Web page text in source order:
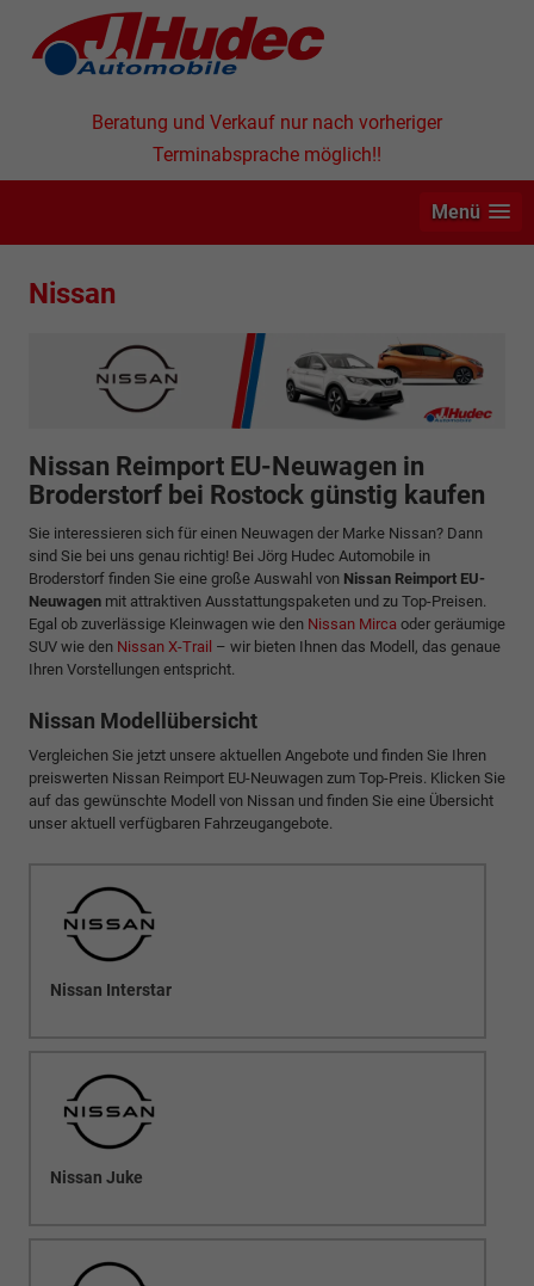
Beratung und Verkauf nur nach vorheriger
Terminabsprache möglich!!
Menü
Nissan
Nissan Reimport EU-Neuwagen in
Broderstorf bei Rostock günstig kaufen
Sie interessieren sich für einen Neuwagen der Marke Nissan? Dann
sind Sie bei uns genau richtig! Bei Jörg Hudec Automobile in
Broderstorf finden Sie eine große Auswahl von Nissan Reimport EU-
Neuwagen mit attraktiven Ausstattungspaketen und zu Top-Preisen.
Egal ob zuverlässige Kleinwagen wie den Nissan Mirca oder geräumige
SUV wie den Nissan X-Trail – wir bieten Ihnen das Modell, das genaue
Ihren Vorstellungen entspricht.
Nissan Modellübersicht
Vergleichen Sie jetzt unsere aktuellen Angebote und finden Sie Ihren
preiswerten Nissan Reimport EU-Neuwagen zum Top-Preis. Klicken Sie
auf das gewünschte Modell von Nissan und finden Sie eine Übersicht
unser aktuell verfügbaren Fahrzeugangebote.
Nissan Interstar
Nissan Juke